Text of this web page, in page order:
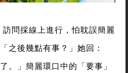
問採線上進行，怕耽誤簡麗
之後幾點有事？」她回：
。」簡麗環口中的「要事」